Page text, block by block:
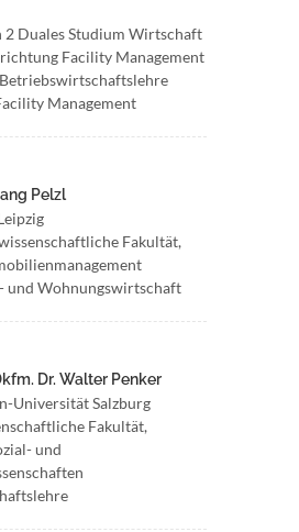
2 Duales Studium Wirtschaft
Facility Management
Management
Pelzl
Fakultät,
und Wohnungswirtschaft
Dr. Walter Penker
Universität Salzburg
Fakultät,
und